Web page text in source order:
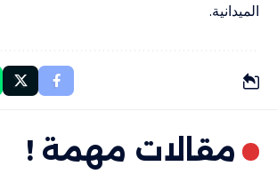
الميدانية.
مقالات مهمة !